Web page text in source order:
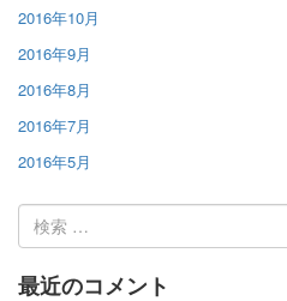
2016年10月
2016年9月
2016年8月
2016年7月
2016年5月
索:
最近のコメント